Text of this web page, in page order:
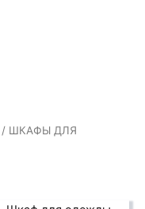
/ ШКАФЫ ДЛЯ